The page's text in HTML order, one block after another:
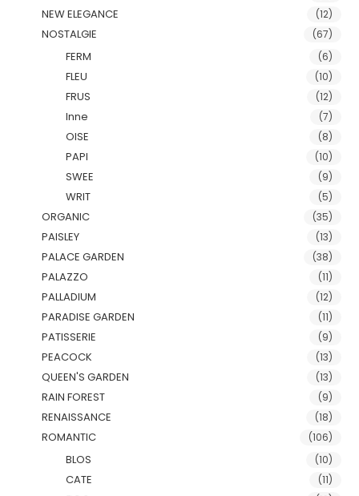
NEW ELEGANCE (12)
NOSTALGIE (67)
FERM (6)
FLEU (10)
FRUS (12)
Inne (7)
OISE (8)
PAPI (10)
SWEE (9)
WRIT (5)
ORGANIC (35)
PAISLEY (13)
PALACE GARDEN (38)
PALAZZO (11)
PALLADIUM (12)
PARADISE GARDEN (11)
PATISSERIE (9)
PEACOCK (13)
QUEEN'S GARDEN (13)
RAIN FOREST (9)
RENAISSANCE (18)
ROMANTIC (106)
BLOS (10)
CATE (11)